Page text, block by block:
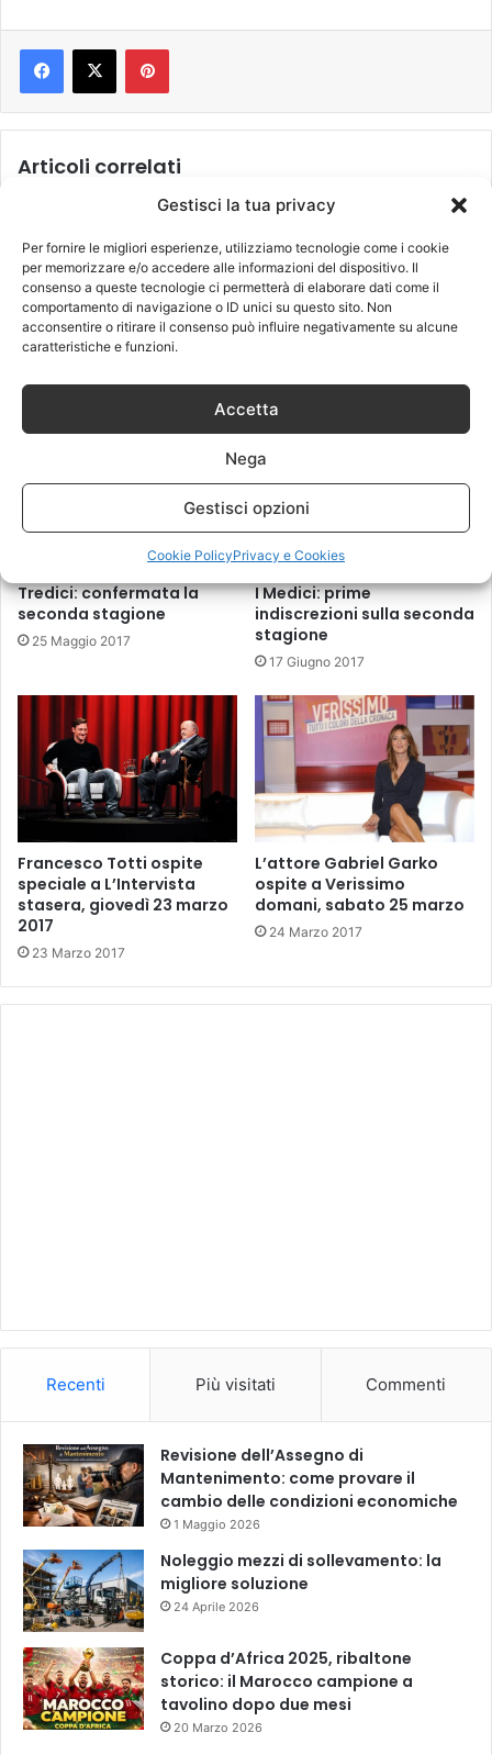
Gestisci la tua privacy
Per fornire le migliori esperienze, utilizziamo tecnologie come i cookie
per memorizzare e/o accedere alle informazioni del dispositivo. Il
consenso a queste tecnologie ci permetterà di elaborare dati come il
comportamento di navigazione o ID unici su questo sito. Non
acconsentire o ritirare il consenso può influire negativamente su alcune
caratteristiche e funzioni.
Accetta
Nega
Gestisci opzioni
Cookie PolicyPrivacy e Cookies
Pinterest
Articoli correlati
Torna su Rai 1: “E’ arrivata
la felicità”
16 Febbraio 2018
tornano con un remake
25 Settembre 2017
Tredici: confermata la
seconda stagione
25 Maggio 2017
I Medici: prime
indiscrezioni sulla seconda
stagione
17 Giugno 2017
Francesco Totti ospite
speciale a L’Intervista
stasera, giovedì 23 marzo
2017
23 Marzo 2017
L’attore Gabriel Garko
ospite a Verissimo
domani, sabato 25 marzo
24 Marzo 2017
Recenti Più visitati Commenti
Revisione dell’Assegno di
Mantenimento: come provare il
cambio delle condizioni economiche
1 Maggio 2026
Noleggio mezzi di sollevamento: la
migliore soluzione
24 Aprile 2026
Coppa d’Africa 2025, ribaltone
storico: il Marocco campione a
tavolino dopo due mesi
20 Marzo 2026